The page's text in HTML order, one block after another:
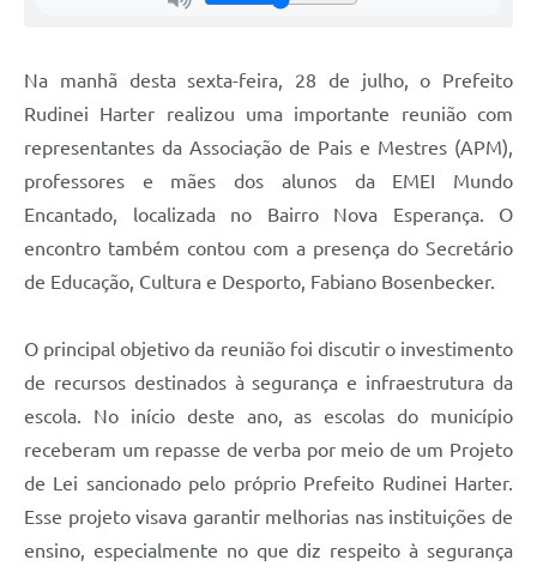
Na manhã desta sexta-feira, 28 de julho, o Prefeito
Rudinei Harter realizou uma importante reunião com
representantes da Associação de Pais e Mestres (APM),
professores e mães dos alunos da EMEI Mundo
Encantado, localizada no Bairro Nova Esperança. O
encontro também contou com a presença do Secretário
de Educação, Cultura e Desporto, Fabiano Bosenbecker.
O principal objetivo da reunião foi discutir o investimento
de recursos destinados à segurança e infraestrutura da
escola. No início deste ano, as escolas do município
receberam um repasse de verba por meio de um Projeto
de Lei sancionado pelo próprio Prefeito Rudinei Harter.
Esse projeto visava garantir melhorias nas instituições de
ensino, especialmente no que diz respeito à segurança